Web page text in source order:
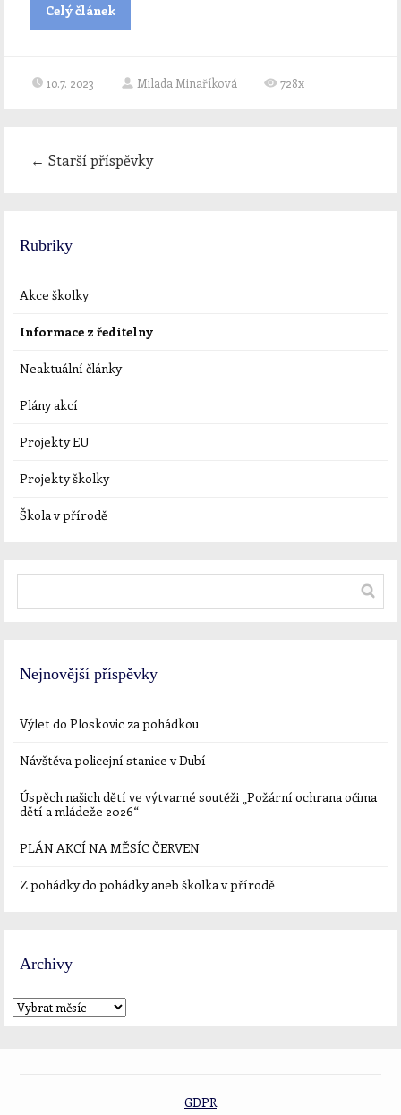
Celý článek
10.7. 2023 Milada Minaříková 728x
← Starší příspěvky
Rubriky
Akce školky
Informace z ředitelny
Neaktuální články
Plány akcí
Projekty EU
Projekty školky
Škola v přírodě
Nejnovější příspěvky
Výlet do Ploskovic za pohádkou
Návštěva policejní stanice v Dubí
Úspěch našich dětí ve výtvarné soutěži „Požární ochrana očima
dětí a mládeže 2026“
PLÁN AKCÍ NA MĚSÍC ČERVEN
Z pohádky do pohádky aneb školka v přírodě
Archivy
GDPR